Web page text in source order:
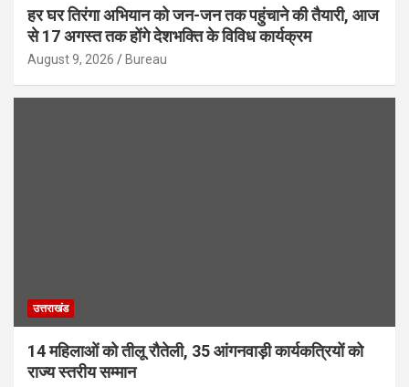
हर घर तिरंगा अभियान को जन-जन तक पहुंचाने की तैयारी, आज
से 17 अगस्त तक होंगे देशभक्ति के विविध कार्यक्रम
August 9, 2026 Bureau
उत्तराखंड
14 महिलाओं को तीलू रौतेली, 35 आंगनवाड़ी कार्यकत्रियों को
राज्य स्तरीय सम्मान